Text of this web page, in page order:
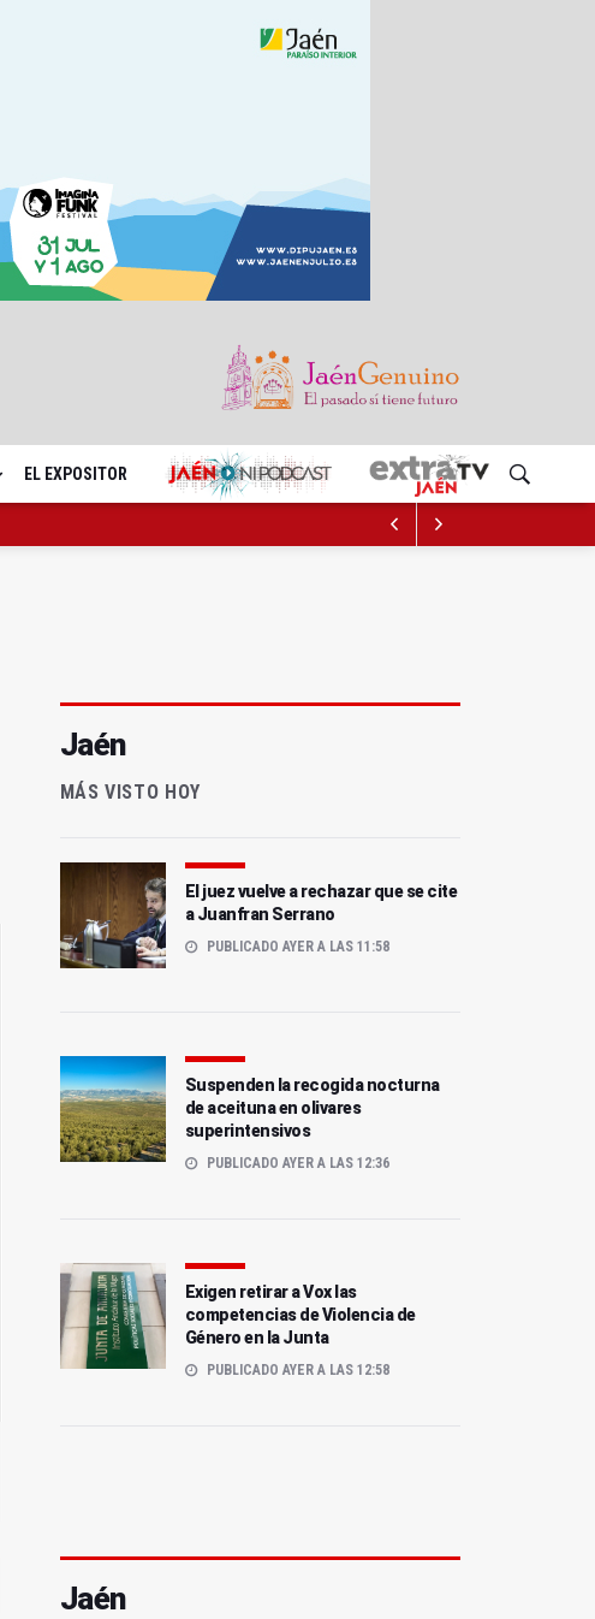
EL EXPOSITOR
Jaén
MÁS VISTO HOY
El juez vuelve a rechazar que se cite
a Juanfran Serrano
PUBLICADO AYER A LAS 11:58
Suspenden la recogida nocturna
de aceituna en olivares
superintensivos
PUBLICADO AYER A LAS 12:36
Exigen retirar a Vox las
competencias de Violencia de
Género en la Junta
PUBLICADO AYER A LAS 12:58
Jaén